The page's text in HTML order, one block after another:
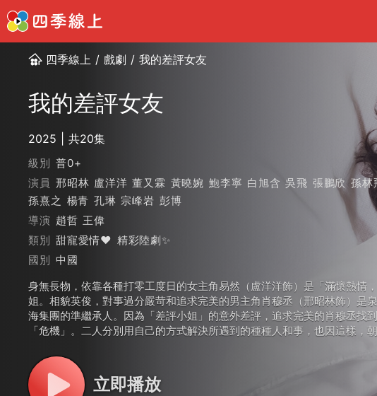
四季線上 / 戲劇 / 我的差評女友
我的差評女友
2025 共20集
級別 普0+
演員 邢昭林 盧洋洋 董又霖 黃曉婉 鮑李寧 白旭含 吳飛 張鵬欣 孫林
孫熹之 楊青 孔琳 宗峰岩 彭博
導演 趙哲 王偉
類別 甜寵愛情❤️ 精彩陸劇✨
國別 中國
身無長物，依靠各種打零工度日的女主角易然（盧洋洋飾）是「滿懷熱情
姐。相貌英俊，對事過分嚴苛和追求完美的男主角肖穆丞（邢昭林飾）是
海集團的準繼承人。因為「差評小姐」的意外差評，追求完美的肖穆丞找
「危機」。二人分別用自己的方式解決所遇到的種種人和事，也因這樣，
立即播放